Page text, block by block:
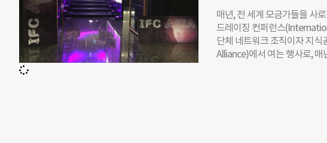
매년, 전 세계 모금가들을 사
드레이징 컨퍼런스
단체 네트워크 조직이자 지
Alliance)에서 여는 행사로,